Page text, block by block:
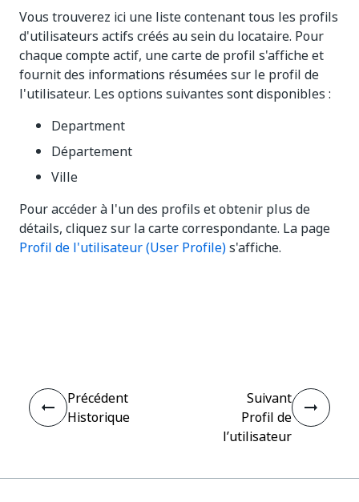
Vous trouverez ici une liste contenant tous les profils
d'utilisateurs actifs créés au sein du locataire. Pour
chaque compte actif, une carte de profil s'affiche et
fournit des informations résumées sur le profil de
l'utilisateur. Les options suivantes sont disponibles :
Department
Département
Ville
Pour accéder à l'un des profils et obtenir plus de
détails, cliquez sur la carte correspondante. La page
Profil de l'utilisateur (User Profile)s'affiche.
Précédent
Historique
Suivant
Profil de
l’utilisateur